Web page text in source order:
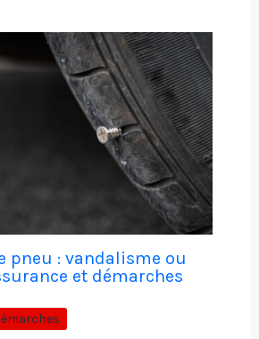
pneu : vandalisme ou
et démarches